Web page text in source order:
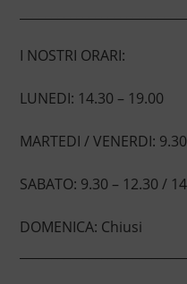
I NOSTRI ORARI:
LUNEDI: 14.30 – 19.00
MARTEDI / VENERDI:
SABATO: 9.30 – 12.30 /
DOMENICA: Chiusi